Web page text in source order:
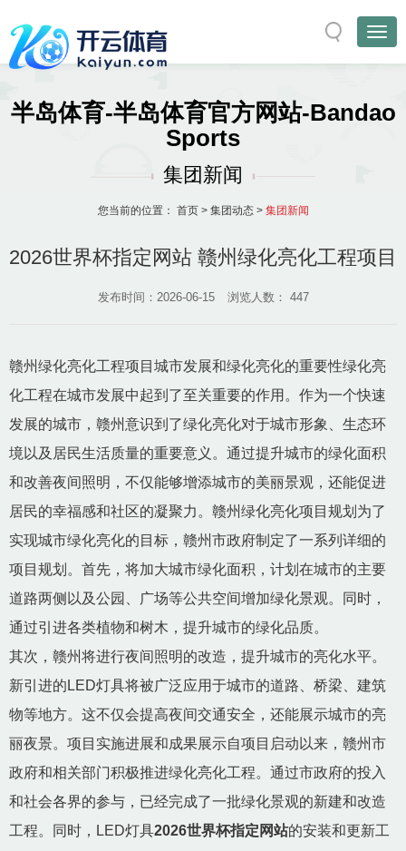
半岛体育-半岛体育官方网站-Bandao
Sports
集团新闻
您当前的位置： 首页> 集团动态> 集团新闻
2026世界杯指定网站 赣州绿化亮化工程项目
发布时间：2026-06-15 浏览人数： 447
赣州绿化亮化工程项目城市发展和绿化亮化的重要性绿化亮
化工程在城市发展中起到了至关重要的作用。作为一个快速
发展的城市，赣州意识到了绿化亮化对于城市形象、生态环
境以及居民生活质量的重要意义。通过提升城市的绿化面积
和改善夜间照明，不仅能够增添城市的美丽景观，还能促进
居民的幸福感和社区的凝聚力。赣州绿化亮化项目规划为了
实现城市绿化亮化的目标，赣州市政府制定了一系列详细的
项目规划。首先，将加大城市绿化面积，计划在城市的主要
道路两侧以及公园、广场等公共空间增加绿化景观。同时，
通过引进各类植物和树木，提升城市的绿化品质。
其次，赣州将进行夜间照明的改造，提升城市的亮化水平。
新引进的LED灯具将被广泛应用于城市的道路、桥梁、建筑
物等地方。这不仅会提高夜间交通安全，还能展示城市的亮
丽夜景。项目实施进展和成果展示自项目启动以来，赣州市
政府和相关部门积极推进绿化亮化工程。通过市政府的投入
和社会各界的参与，已经完成了一批绿化景观的新建和改造
工程。同时，LED灯具2026世界杯指定网站的安装和更新工